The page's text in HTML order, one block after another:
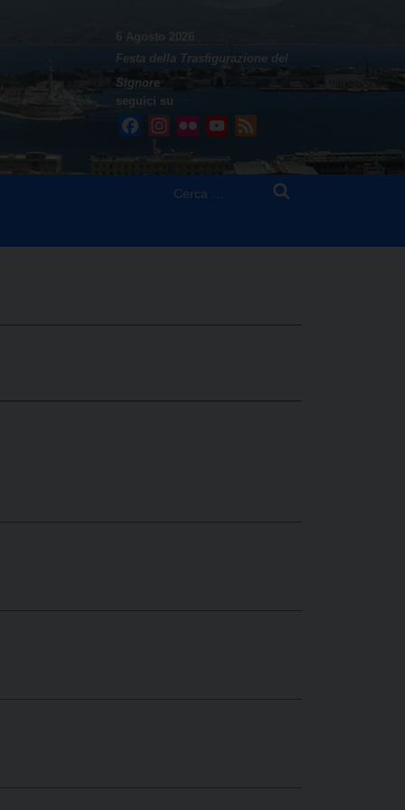
6 Agosto 2026
Festa della Trasfigurazione del
Signore
seguici su
FacebookInstagram
Flickr YouTube